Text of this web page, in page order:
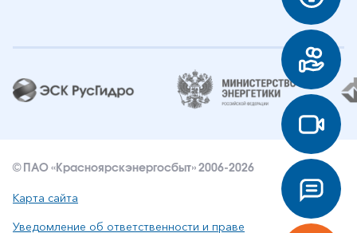
© ПАО «Красноярскэнергосбыт» 2006-2026
Карта сайта
Уведомление об ответственности и праве